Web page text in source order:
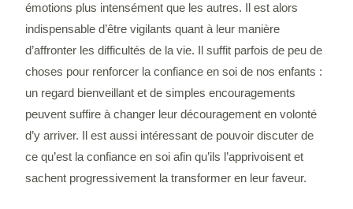
émotions plus intensément que les autres. Il est alors
indispensable d’être vigilants quant à leur manière
d’affronter les difficultés de la vie. Il suffit parfois de peu de
choses pour renforcer la confiance en soi de nos enfants :
un regard bienveillant et de simples encouragements
peuvent suffire à changer leur découragement en volonté
d’y arriver. Il est aussi intéressant de pouvoir discuter de
ce qu’est la confiance en soi afin qu’ils l’apprivoisent et
sachent progressivement la transformer en leur faveur.